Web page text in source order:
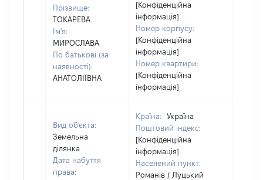
Прізвище:
ТОКАРЕВА
Ім'я:
МИРОСЛАВА
По батькові (за
наявності):
АНАТОЛІЇВНА
[Конфіденційна
інформація]
Номер корпусу:
[Конфіденційна
інформація]
Номер квартири:
[Конфіденційна
інформація]
Вид об'єкта:
Земельна
ділянка
Дата набуття
права:
Країна:
Україна
Поштовий індекс:
[Конфіденційна
інформація]
Населений пункт:
Романів / Луцький